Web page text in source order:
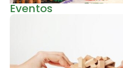
Eventos